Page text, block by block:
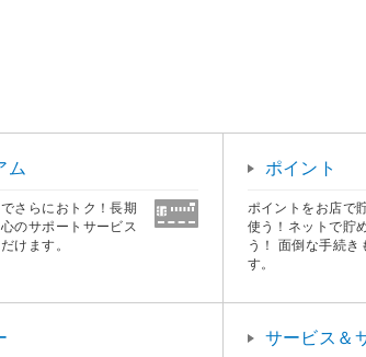
ム
さらにおトク！長期
のサポートサービス
けます。
ポイント
ポイントをお店で
使う！ネットで貯
う！ 面倒な手続き
す。
サービス＆